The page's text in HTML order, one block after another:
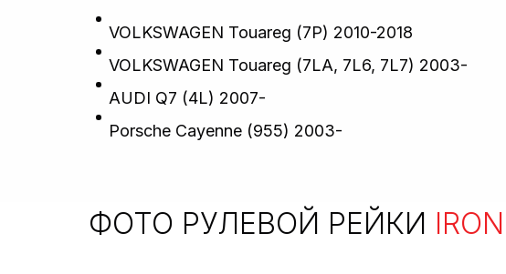
VOLKSWAGEN Touareg (7P) 2010-2018
VOLKSWAGEN Touareg (7LA, 7L6, 7L7) 2003-
AUDI Q7 (4L) 2007-
Porsche Cayenne (955) 2003-
ФОТО РУЛЕВОЙ РЕЙКИ IRON